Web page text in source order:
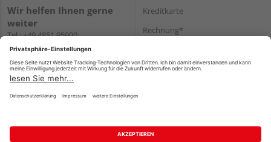
Wir helfen Ihnen gerne
weiter
Tel.:+49 4851 95900
E-Mail:info@holzland-
WhatsApp
Kreditkarte
Rechnung*
Versand
Impressum AGB Widerruf
Datenschutz